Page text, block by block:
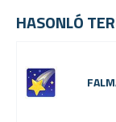
HASONLÓ